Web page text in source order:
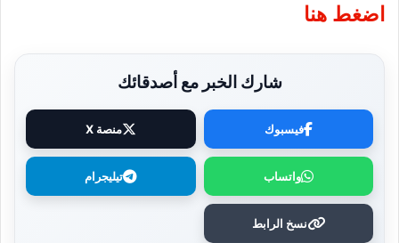
اضغط هنا
شارك الخبر مع أصدقائك
فيسبوك منصة X
واتساب تيليجرام
نسخ الرابط